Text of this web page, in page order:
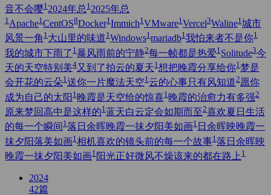
音不会嘤1 2024年总 1 2025年总
1 Apache1 CentOS8Docker1 Immich1 VMware1 Vercel3Waline1 城市
风景一角 1 大山里的味道1 Windows1 mariadb1 我怕来者不是你1
我的城市下雨了 1 暴风雨前的宁静2每一帧都是热爱1 Solitude3今
天的天空特别美4又到了拍云的夏天1 想把晚霞分享给你1 梦是
会开花的云朵1 送你一片魔法天空1 云的心事只有风知道2愿你
成为自己的太阳 1 晚霞是天空给的惊喜1 晚霞的治愈力有多强2
原来梦回高中是这样的1 蓝天白云定会如期而至2喜欢夏日生活
的每一个瞬间 1 落日余晖晚霞一抹夕阳美如画1 日余晖映晚霞一
抹夕阳落美如画1 相机喜欢的镜头前的每一个故事1 落日余晖映
晚霞一抹夕阳美如画1 阳光正好微风不燥该来的都在路上 1
2024
42篇